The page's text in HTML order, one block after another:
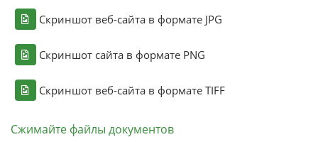
Скриншот веб-сайта в формате JPG
Скриншот сайта в формате PNG
Скриншот веб-сайта в формате TIFF
Сжимайте файлы документов